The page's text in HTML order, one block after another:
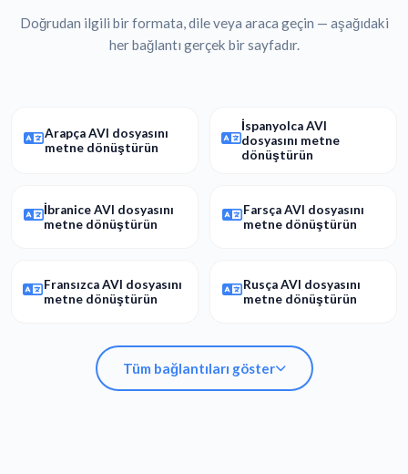
Doğrudan ilgili bir formata, dile veya araca geçin — aşağıdaki
her bağlantı gerçek bir sayfadır.
Arapça AVI dosyasını
metne dönüştürün
İspanyolca AVI
dosyasını metne
dönüştürün
İbranice AVI dosyasını
metne dönüştürün
Farsça AVI dosyasını
metne dönüştürün
Fransızca AVI dosyasını
metne dönüştürün
Rusça AVI dosyasını
metne dönüştürün
Tüm bağlantıları göster